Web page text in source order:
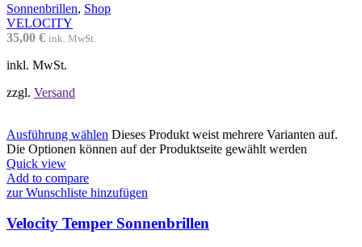
Sonnenbrillen, Shop
VELOCITY
35,00 € ink. MwSt.
inkl. MwSt.
zzgl. Versand
Ausführung wählen Dieses Produkt weist mehrere Varianten auf.
Die Optionen können auf der Produktseite gewählt werden
Quick view
Add to compare
zur Wunschliste hinzufügen
Velocity Temper Sonnenbrillen